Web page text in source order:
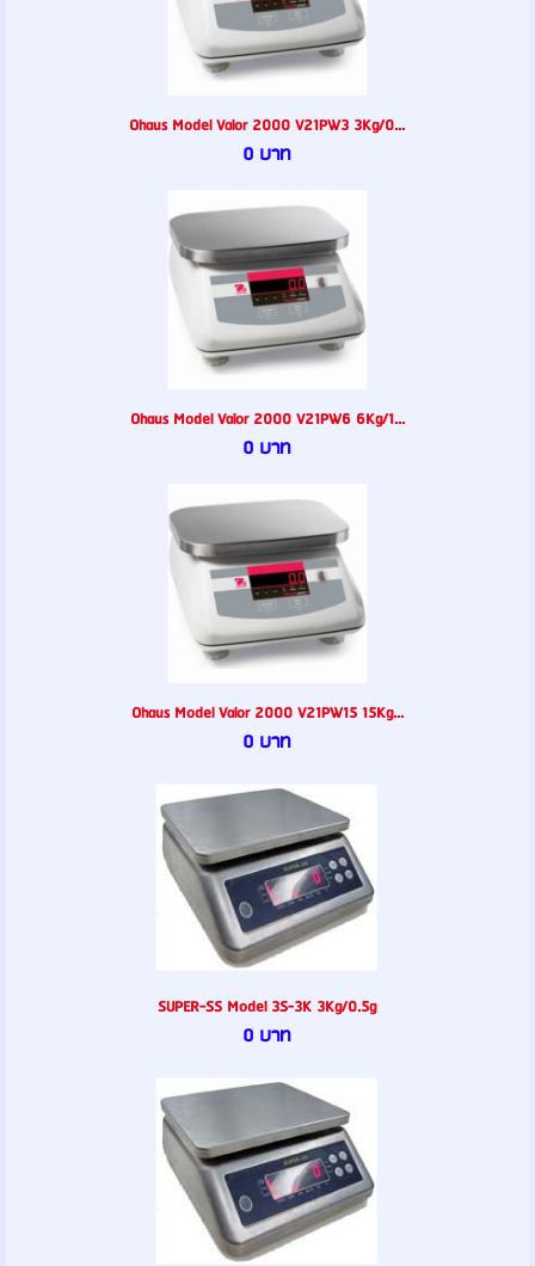
Ohaus Model Valor 2000 V21PW3 3Kg/0...
0 บาท
Ohaus Model Valor 2000 V21PW6 6Kg/1...
0 บาท
Ohaus Model Valor 2000 V21PW15 15Kg...
0 บาท
SUPER-SS Model 3S-3K 3Kg/0.5g
0 บาท